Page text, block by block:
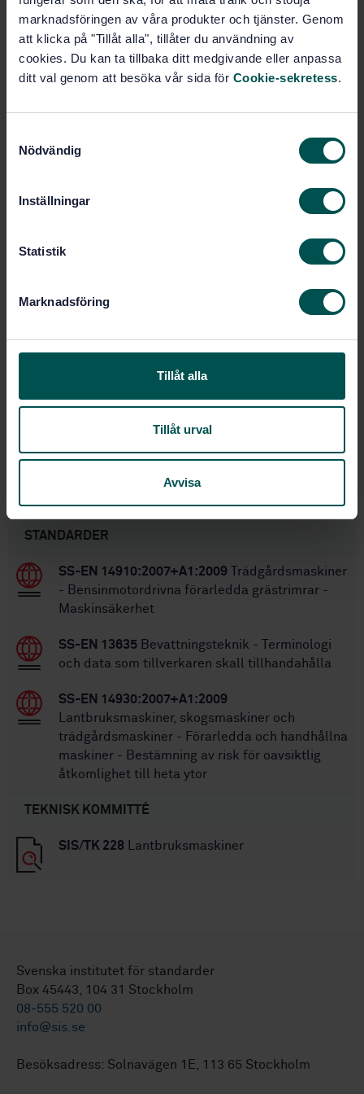
marknadsföringen av våra produkter och tjänster. Genom
att klicka på "Tillåt alla", tillåter du användning av
cookies. Du kan ta tillbaka ditt medgivande eller anpassa
ditt val genom att besöka vår sida för Cookie-sekretess.
Nödvändig
Inställningar
Statistik
Marknadsföring
Tillåt alla
Tillåt urval
Avvisa
Prenumerera på standarden - Läs mer
Pris:1 097 SEK
PDF
Lägg i varukorgen
228
forestry machinery - Centre pivot and
moving lateral types irrigation
Artikelnummer:STD-70174
Fastställd:2009-07-03
Inom samma område
STANDARDER
SS-EN 14910:2007+A1:2009 Trädgårdsmaskiner
- Bensinmotordrivna förarledda grästrimrar -
Maskinsäkerhet
SS-EN 13635 Bevattningsteknik - Terminologi
och data som tillverkaren skall tillhandahålla
SS-EN 14930:2007+A1:2009
Lantbruksmaskiner, skogsmaskiner och
trädgårdsmaskiner - Förarledda och handhållna
maskiner - Bestämning av risk för oavsiktlig
åtkomlighet till heta ytor
TEKNISK KOMMITTÉ
SIS/TK 228 Lantbruksmaskiner
Svenska institutet för standarder
Box 45443, 104 31 Stockholm
08-555 520 00
info@sis.se
Besöksadress: Solnavägen 1E, 113 65 Stockholm